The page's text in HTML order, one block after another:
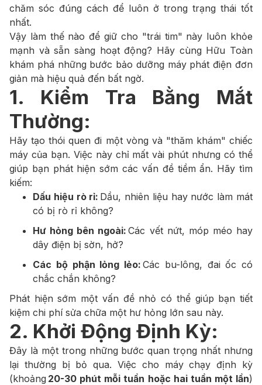
chăm sóc đúng cách để luôn ở trong trạng thái tốt
nhất.
Vậy làm thế nào để giữ cho "trái tim" này luôn khỏe
mạnh và sẵn sàng hoạt động? Hãy cùng Hữu Toàn
khám phá những bước bảo dưỡng máy phát điện đơn
giản mà hiệu quả đến bất ngờ.
1. Kiểm Tra Bằng Mắt
Thường:
Hãy tạo thói quen đi một vòng và "thăm khám" chiếc
máy của bạn. Việc này chỉ mất vài phút nhưng có thể
giúp bạn phát hiện sớm các vấn đề tiềm ẩn. Hãy tìm
kiếm:
Dấu hiệu rò rỉ: Dầu, nhiên liệu hay nước làm mát
có bị rò rỉ không?
Hư hỏng bên ngoài: Các vết nứt, móp méo hay
dây điện bị sờn, hở?
Các bộ phận lỏng lẻo: Các bu-lông, đai ốc có
chắc chắn không?
Phát hiện sớm một vấn đề nhỏ có thể giúp bạn tiết
kiệm chi phí sửa chữa một hư hỏng lớn sau này.
2. Khởi Động Định Kỳ:
Đây là một trong những bước quan trọng nhất nhưng
lại thường bị bỏ qua. Việc cho máy chạy định kỳ
(khoảng 20-30 phút mỗi tuần hoặc hai tuần một lần)